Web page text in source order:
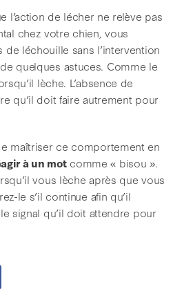
l’action de lécher ne relève pas
chez votre chien, vous
léchouille sans l’intervention
quelques astuces. Comme le
lèche. L’absence de
qu’il doit faire autrement pour
maîtriser ce comportement en
à un motcomme « bisou ».
vous lèche après que vous
le s’il continue afin qu’il
signal qu’il doit attendre pour